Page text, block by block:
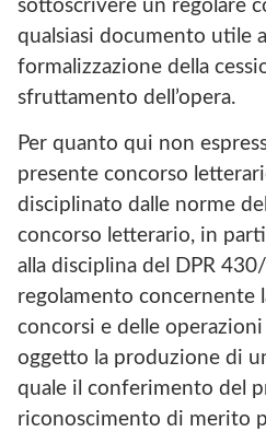
sottoscrivere un regolare
qualsiasi documento utile
formalizzazione della
sfruttamento dell’opera.
Per quanto qui non
presente concorso
disciplinato dalle norme
concorso letterario, in
alla disciplina del DPR
regolamento concernente
concorsi e delle
oggetto la produzione di
quale il conferimento del
riconoscimento di merito